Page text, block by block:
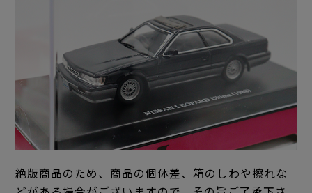
絶版商品のため、商品の個体差、箱のしわや擦れな